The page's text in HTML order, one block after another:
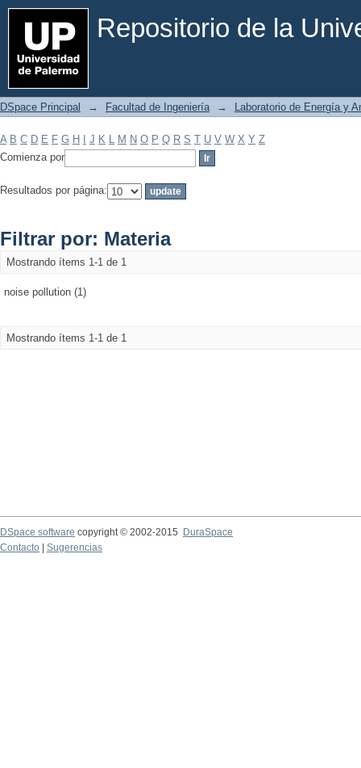
Repositorio de la
Filtrar por: Materia
DSpace Principal → Facultad de Ingeniería → Laboratorio de Energía y
A B C D E F G H J K L M N O P Q R S T U V W X Y Z
Comienza por
Resultados por página:
Filtrar por: Materia
Mostrando ítems 1-1 de 1
noise pollution (1)
Mostrando ítems 1-1 de 1
DSpace software copyright © 2002-2015
DuraSpace
Contacto
Sugerencias